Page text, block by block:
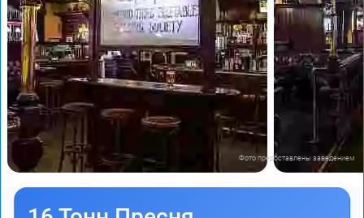
Фото предоставлены заведением